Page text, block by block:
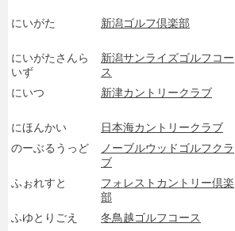
にいがた
新潟ゴルフ倶楽部
にいがたさんら
いず
新潟サンライズゴルフコー
ス
にいつ
新津カントリークラブ
にほんかい
日本海カントリークラブ
のーぶるうっど
ノーブルウッドゴルフクラ
ブ
ふぉれすと
フォレストカントリー倶楽
部
ふゆとりごえ
冬鳥越ゴルフコース